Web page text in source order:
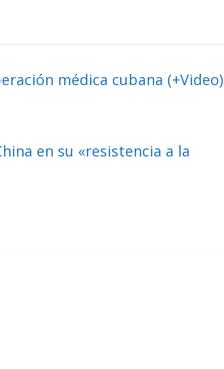
médica cubana (+Video)
en su «resistencia a la